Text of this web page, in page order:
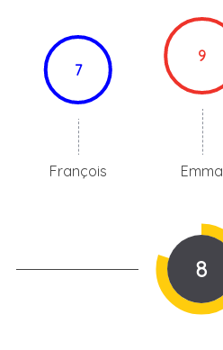
7
François
9
Emma
8